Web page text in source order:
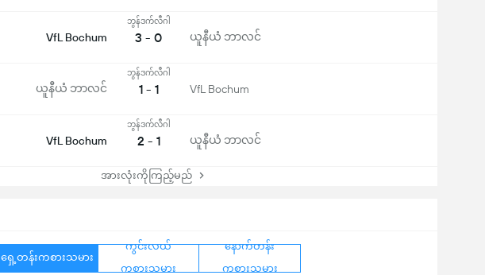
ရှေ့တန်းကစားသမား
ကွင်းလယ်
ကစားသမား
နောက်တန်း
ကစားသမား
VfL Bochum
ဘွန်ဒက်လီဂါ
3 - 0 ယူနီယံ ဘာလင်
ယူနီယံ ဘာလင်
ဘွန်ဒက်လီဂါ
1 - 1 VfL Bochum
VfL Bochum
ဘွန်ဒက်လီဂါ
2 - 1 ယူနီယံ ဘာလင်
အားလုံးကိုကြည့်မည်